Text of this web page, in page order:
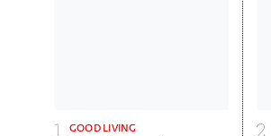
GOOD LIVING